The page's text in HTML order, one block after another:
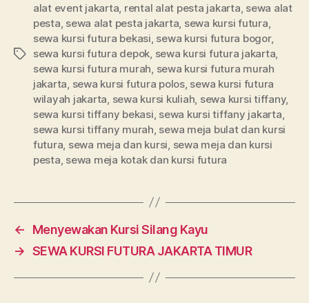
Tags
alat event jakarta rental alat pesta jakarta sewa alat
pesta sewa alat pesta jakarta sewa kursi futura
sewa kursi futura bekasi sewa kursi futura bogor,
sewa kursi futura depok sewa kursi futura jakarta
sewa kursi futura murah sewa kursi futura murah
jakarta sewa kursi futura polos, sewa kursi futura
wilayah jakarta sewa kursi kuliah sewa kursi tiffany,
sewa kursi tiffany bekasi sewa kursi tiffany jakarta
sewa kursi tiffany murah sewa meja bulat dan kursi
futura sewa meja dan kursi sewa meja dan kursi
pesta sewa meja kotak dan kursi futura
←
Menyewakan Kursi Silang Kayu
→ SEWA KURSI FUTURA JAKARTA TIMUR